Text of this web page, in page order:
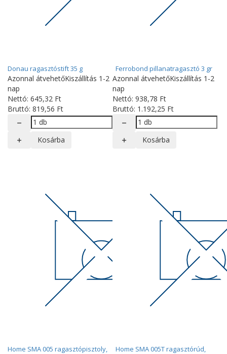
Donau ragasztóstift 35 g
Azonnal átvehetőKiszállítás 1-2
nap
Nettó: 645,32 Ft
Bruttó: 819,56 Ft
Kosárba
Ferrobond pillanatragasztó 3 gr
Azonnal átvehetőKiszállítás 1-2
nap
Nettó: 938,78 Ft
Bruttó: 1.192,25 Ft
Kosárba
Home SMA 005 ragasztópisztoly,
Home SMA 005T ragasztórúd,